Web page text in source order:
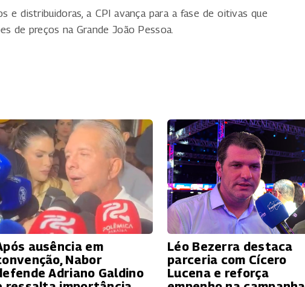
e distribuidoras, a CPI avança para a fase de oitivas que
de preços na Grande João Pessoa.
ausência em
Nabor
Adriano Galdino
Léo Bezerra destaca
parceria com Cícero
Lucena e reforça